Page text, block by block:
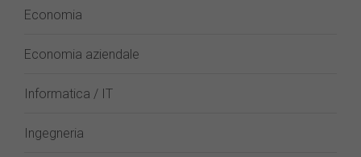
Economia
Economia aziendale
Informatica / IT
Ingegneria